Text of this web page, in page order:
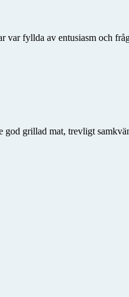
var fyllda av entusiasm och
grillad mat, trevligt